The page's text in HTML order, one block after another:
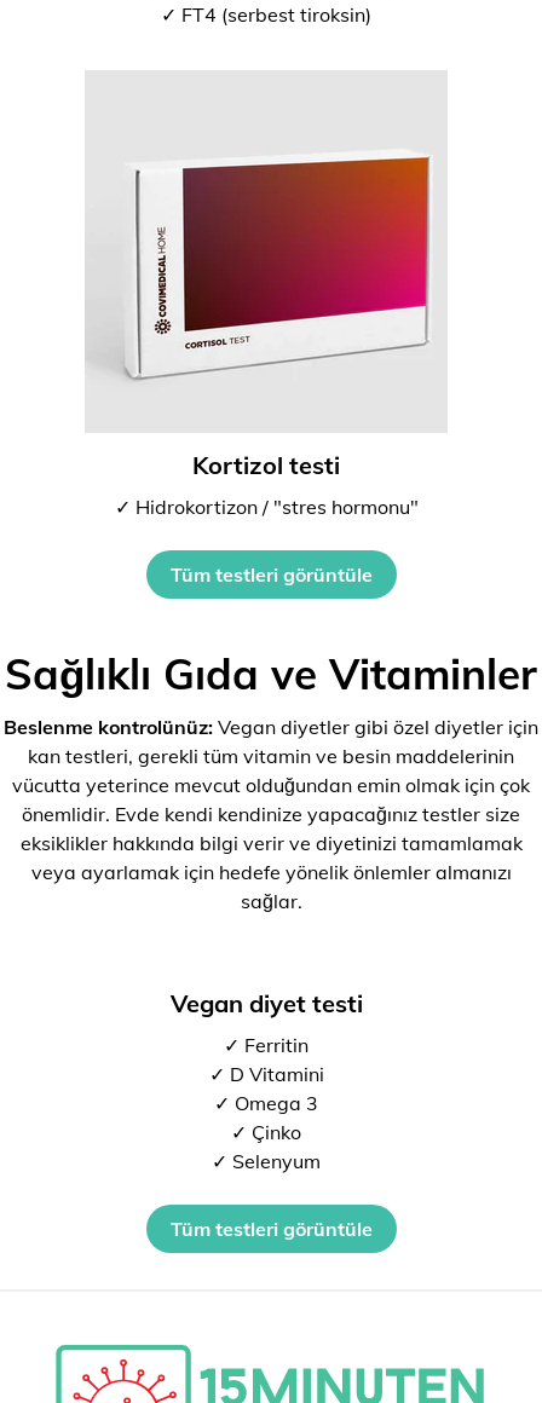
✓ FT4 (serbest tiroksin)
Kortizol testi
✓ Hidrokortizon / "stres hormonu"
Tüm testleri görüntüle
Sağlıklı Gıda ve Vitaminler
Beslenme kontrolünüz: Vegan diyetler gibi özel diyetler için
kan testleri, gerekli tüm vitamin ve besin maddelerinin
vücutta yeterince mevcut olduğundan emin olmak için çok
önemlidir. Evde kendi kendinize yapacağınız testler size
eksiklikler hakkında bilgi verir ve diyetinizi tamamlamak
veya ayarlamak için hedefe yönelik önlemler almanızı
sağlar.
Vegan diyet testi
✓ Ferritin
✓ D Vitamini
✓ Omega 3
✓ Çinko
✓ Selenyum
Tüm testleri görüntüle